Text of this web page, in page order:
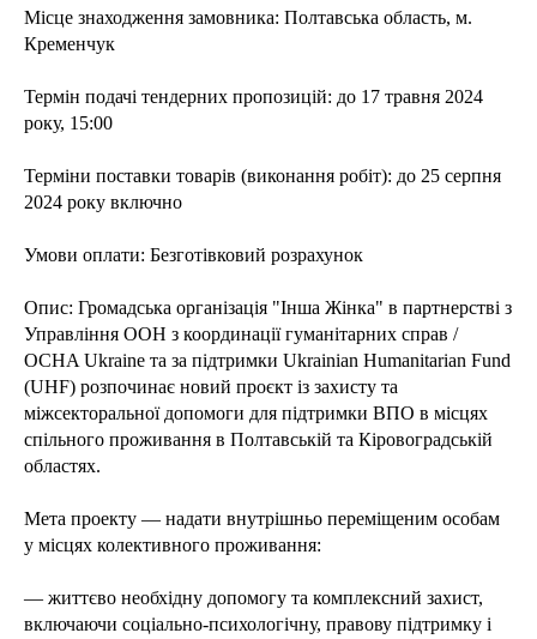
Місце знаходження замовника: Полтавська область, м.
Кременчук
Термін подачі тендерних пропозицій: до 17 травня 2024
року, 15:00
Терміни поставки товарів (виконання робіт): до 25 серпня
2024 року включно
Умови оплати: Безготівковий розрахунок
Опис: Громадська організація "Інша Жінка" в партнерстві з
Управління ООН з координації гуманітарних справ /
OCHA Ukraine та за підтримки Ukrainian Humanitarian Fund
(UHF) розпочинає новий проєкт із захисту та
міжсекторальної допомоги для підтримки ВПО в місцях
спільного проживання в Полтавській та Кіровоградській
областях.
Мета проекту — надати внутрішньо переміщеним особам
у місцях колективного проживання:
— життєво необхідну допомогу та комплексний захист,
включаючи соціально-психологічну, правову підтримку і